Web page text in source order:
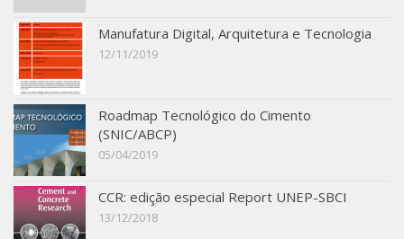
Manufatura Digital, Arquitetura e Tecnologia
12/11/2019
Roadmap Tecnológico do Cimento
(SNIC/ABCP)
05/04/2019
CCR: edição especial Report UNEP-SBCI
13/12/2018